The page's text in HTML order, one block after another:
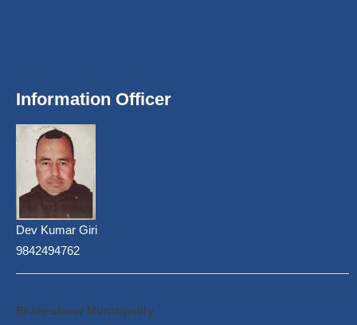
Information Officer
Dev Kumar Giri
9842494762
Bhimeshwor Municipality